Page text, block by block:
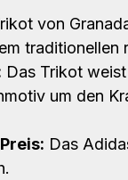
von
Das Trikot
um den
Das